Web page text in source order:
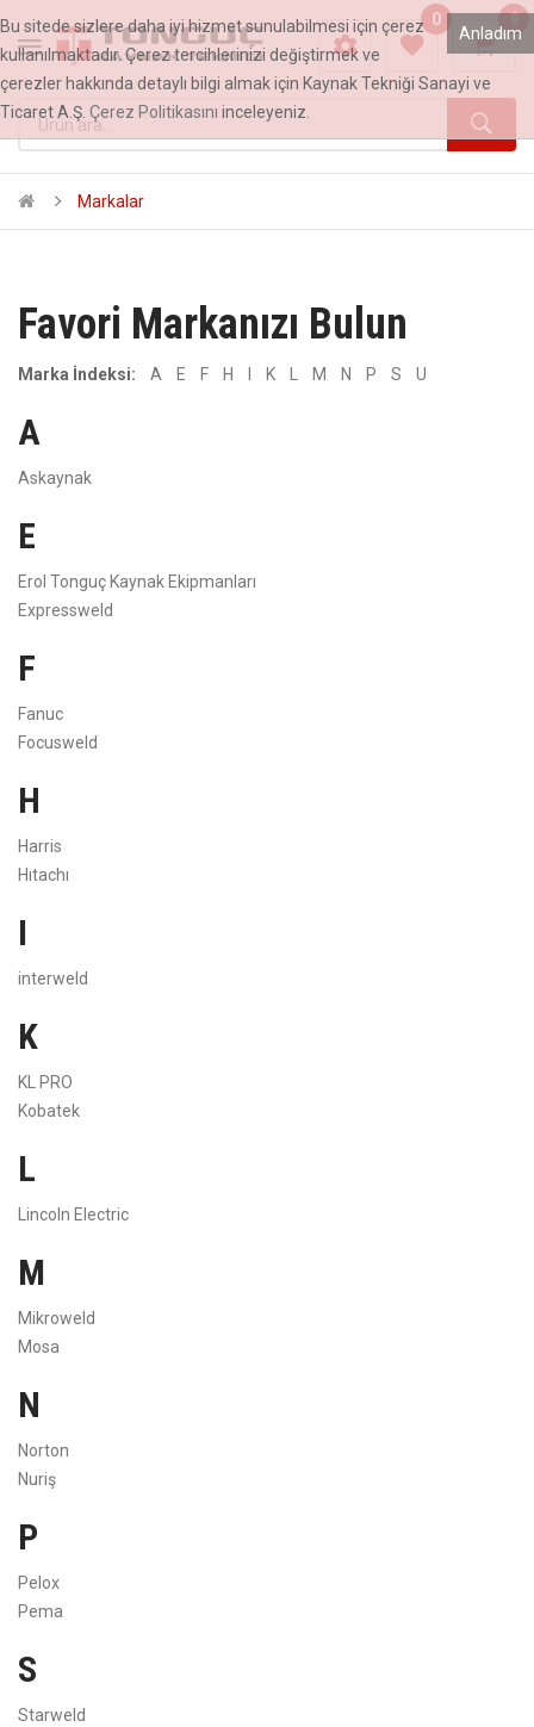
0 0
Markalar
Favori Markanızı Bulun
Marka İndeksi: A E F H K L M N P S U
A
Askaynak
E
Erol Tonguç Kaynak Ekipmanları
Expressweld
F
Fanuc
Focusweld
H
Harris
Hıtachı
I
interweld
K
KL PRO
Kobatek
L
Lincoln Electric
M
Mikroweld
Mosa
N
Norton
Nuriş
P
Pelox
Pema
S
Starweld
Anladım
Bu sitede sizlere daha iyi hizmet sunulabilmesi için çerez
kullanılmaktadır. Çerez tercihlerinizi değiştirmek ve
çerezler hakkında detaylı bilgi almak için Kaynak Tekniği Sanayi ve
Ticaret A.Ş. Çerez Politikasını inceleyeniz.